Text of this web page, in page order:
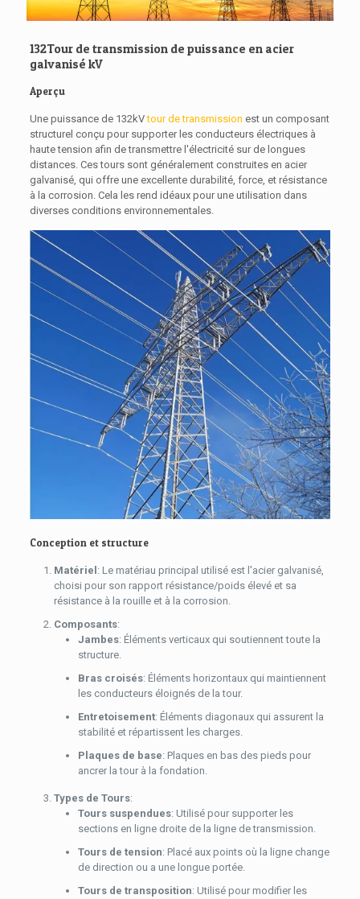
132Tour de transmission de puissance en acier
galvanisé kV
Aperçu
Une puissance de 132kVtour de transmission est un composant
structurel conçu pour supporter les conducteurs électriques à
haute tension afin de transmettre l'électricité sur de longues
distances. Ces tours sont généralement construites en acier
galvanisé, qui offre une excellente durabilité, force, et résistance
à la corrosion. Cela les rend idéaux pour une utilisation dans
diverses conditions environnementales.
Conception et structure
Matériel : Le matériau principal utilisé est l'acier galvanisé,
choisi pour son rapport résistance/poids élevé et sa
résistance à la rouille et à la corrosion.
Composants:
Jambes: Éléments verticaux qui soutiennent toute la
structure.
Bras croisés: Éléments horizontaux qui maintiennent
les conducteurs éloignés de la tour.
Entretoisement: Éléments diagonaux qui assurent la
stabilité et répartissent les charges.
Plaques de base: Plaques en bas des pieds pour
ancrer la tour à la fondation.
Types de Tours:
Tours suspendues: Utilisé pour supporter les
sections en ligne droite de la ligne de transmission.
Tours de tension: Placé aux points où la ligne change
de direction ou a une longue portée.
Tours de transposition: Utilisé pour modifier les